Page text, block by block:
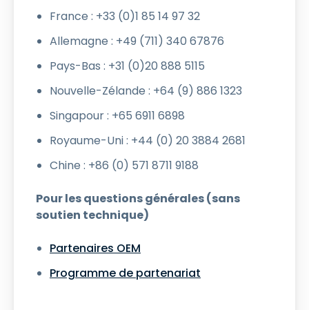
France : +33 (0)1 85 14 97 32
Allemagne : +49 (711) 340 67876
Pays-Bas : +31 (0)20 888 5115
Nouvelle-Zélande : +64 (9) 886 1323
Singapour : +65 6911 6898
Royaume-Uni : +44 (0) 20 3884 2681
Chine : +86 (0) 571 8711 9188
Pour les questions générales (sans
soutien technique)
Partenaires OEM
Programme de partenariat